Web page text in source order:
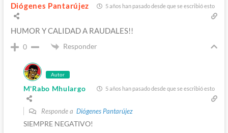
Diógenes Pantarújez 5 años han pasado desde que se escribió esto
HUMOR Y CALIDAD A RAUDALES!!
0 Responder
Autor
M'Rabo Mhulargo 5 años han pasado desde que se escribió esto
Responde a Diógenes Pantarújez
SIEMPRE NEGATIVO!